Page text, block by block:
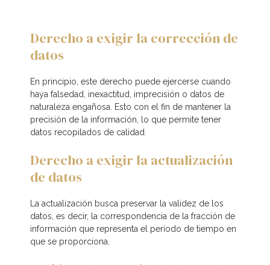
Derecho a exigir la corrección de
datos
En principio, este derecho puede ejercerse cuando
haya falsedad, inexactitud, imprecisión o datos de
naturaleza engañosa. Esto con el fin de mantener la
precisión de la información, lo que permite tener
datos recopilados de calidad.
Derecho a exigir la actualización
de datos
La actualización busca preservar la validez de los
datos, es decir, la correspondencia de la fracción de
información que representa el período de tiempo en
que se proporciona.